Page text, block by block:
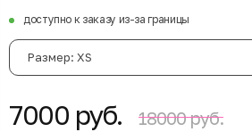
доступно к заказу из-за границы
Размер: XS
7000 руб. 18000 руб.